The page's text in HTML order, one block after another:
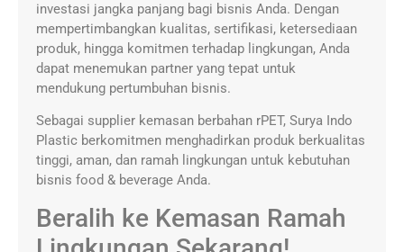
investasi jangka panjang bagi bisnis Anda. Dengan
mempertimbangkan kualitas, sertifikasi, ketersediaan
produk, hingga komitmen terhadap lingkungan, Anda
dapat menemukan partner yang tepat untuk
mendukung pertumbuhan bisnis.
Sebagai supplier kemasan berbahan rPET, Surya Indo
Plastic berkomitmen menghadirkan produk berkualitas
tinggi, aman, dan ramah lingkungan untuk kebutuhan
bisnis food & beverage Anda.
Beralih ke Kemasan Ramah